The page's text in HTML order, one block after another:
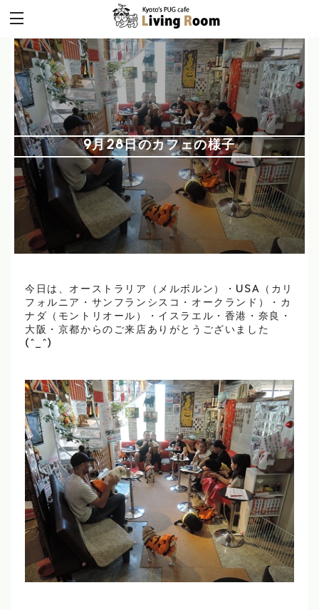
9月28日のカフェの様子
今日は、オーストラリア（メルボルン）・USA（カリ
フォルニア・サンフランシスコ・オークランド）・カ
ナダ（モントリオール）・イスラエル・香港・奈良・
大阪・京都からのご来店ありがとうございました
(^_^)